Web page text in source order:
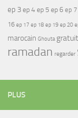
ep 3ep 4ep 5 ep 6 ep 7
16 ep 17 ep 18 ep 19 ep 20
marocain Ghouta gratuit
ramadan regarder
PLUS